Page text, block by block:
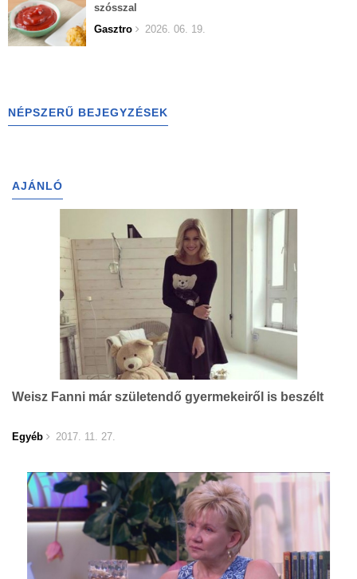
szósszal
Gasztro
2026. 06. 19.
NÉPSZERŰ BEJEGYZÉSEK
AJÁNLÓ
Weisz Fanni már születendő gyermekeiről is beszélt
Egyéb 2017. 11. 27.